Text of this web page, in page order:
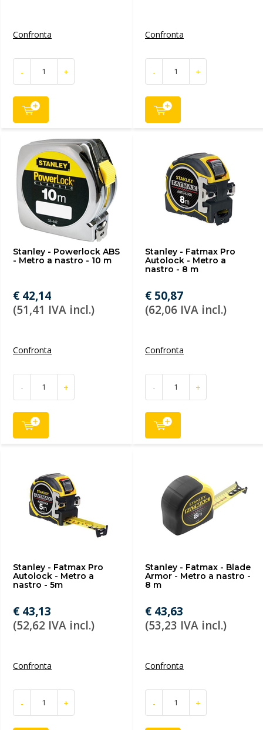
Confronta
- +
Confronta
- +
Stanley - Powerlock ABS
- Metro a nastro - 10 m
€ 42,14
(51,41 IVA incl.)
Confronta
- +
Stanley - Fatmax Pro
Autolock - Metro a
nastro - 8 m
€ 50,87
(62,06 IVA incl.)
Confronta
- +
Stanley - Fatmax Pro
Autolock - Metro a
nastro - 5m
€ 43,13
(52,62 IVA incl.)
Confronta
- +
Stanley - Fatmax - Blade
Armor - Metro a nastro -
8 m
€ 43,63
(53,23 IVA incl.)
Confronta
- +